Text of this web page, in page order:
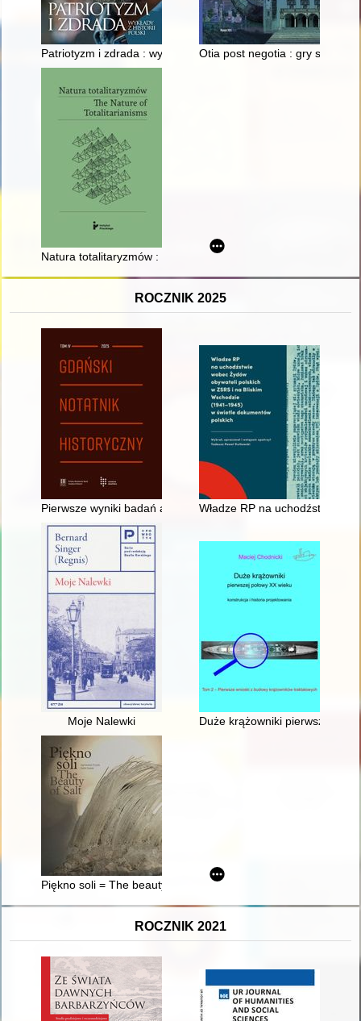
Patriotyzm i zdrada : wykłady z historii Polski
Otia post negotia : gry
Natura totalitaryzmów : od modelu Carla J. Friedricha i
ROCZNIK 2025
Pierwsze wyniki badań archeologicznych przy ulicy
Władze RP na uchodźstwie
Moje Nalewki Duże krążowniki pierwszej
Piękno soli = The beauty of salt
ROCZNIK 2021